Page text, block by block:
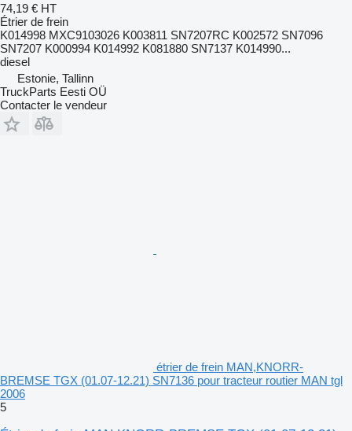
74,19 € HT
Étrier de frein
K014998 MXC9103026 K003811 SN7207RC K002572 SN7096
SN7207 K000994 K014992 K081880 SN7137 K014990...
diesel
Estonie, Tallinn
TruckParts Eesti OÜ
Contacter le vendeur
étrier de frein MAN,KNORR-
BREMSE TGX (01.07-12.21) SN7136 pour tracteur routier MAN tgl
2006
5